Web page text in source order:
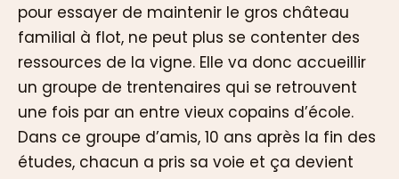
pour essayer de maintenir le gros château
familial à flot, ne peut plus se contenter des
ressources de la vigne. Elle va donc accueillir
un groupe de trentenaires qui se retrouvent
une fois par an entre vieux copains d’école.
Dans ce groupe d’amis, 10 ans après la fin des
études, chacun a pris sa voie et ça devient